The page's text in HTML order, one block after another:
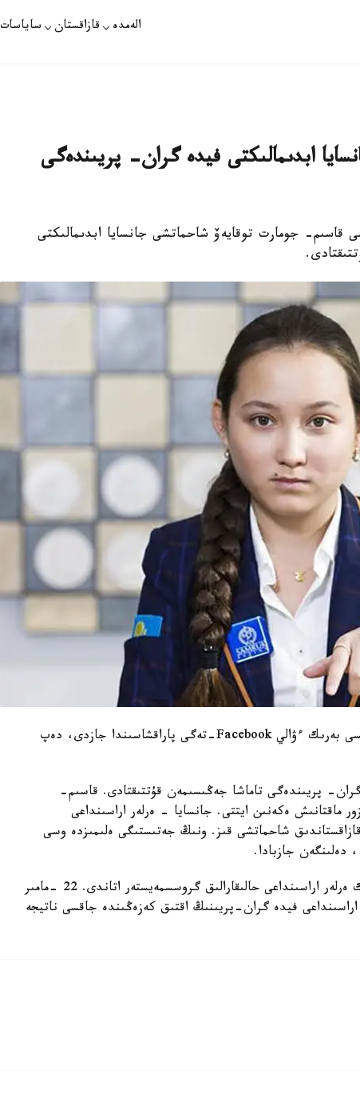
الەمدە قازاقستان ساياسات
ابدىمالىكتى فيدە گران- پريىندەگى
جومارت توقايەۆ شاحماتشى جانسايا ابدىمالىكتى
بۇل تۋرالى ق ر پرەزيدەنتىنىڭ باسپا ءسوز حاتشىسى بەرىك ءۋالي Facebook-تەگى پاراقشاسىندا جازدى، دەپ
پريىندەگى تاماشا جەڭىسىمەن قۇتتىقتادى. قاسىم-
ماقتانىش ەكەنىن ايتتى. جانسايا - ەرلەر اراسىنداعى
شاحماتشى قىز. ونىڭ جەتىستىگى ەلىمىزدە وسى
دەلىنگەن جازبادا.
ەسكە سالا كەتسەك، شاحماتشى جانسايا ابدىمالىك ەرلەر اراسىنداعى حالىقارالىق گروسسمەيستەر اتاندى. 22 -مامىر
اراسىنداعى فيدە گران-پريىنىڭ اقتىق كەزەڭىندە جاقسى ناتيجە